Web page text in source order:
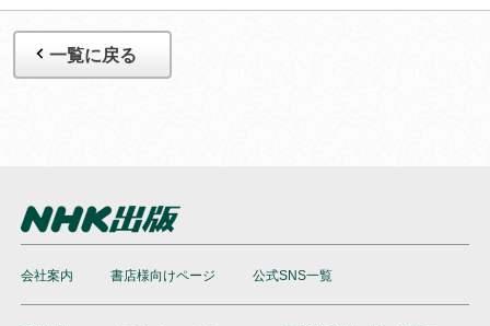
一覧に戻る
会社案内 書店様向けページ 公式SNS一覧